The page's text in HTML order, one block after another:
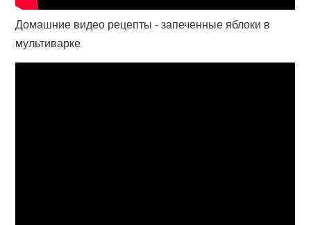
Домашние видео рецепты - запеченные яблоки в
мультиварке